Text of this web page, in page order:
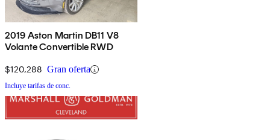
2019 Aston Martin DB11 V8
Volante Convertible RWD
$120,288 Gran oferta
Incluye tarifas de conc.